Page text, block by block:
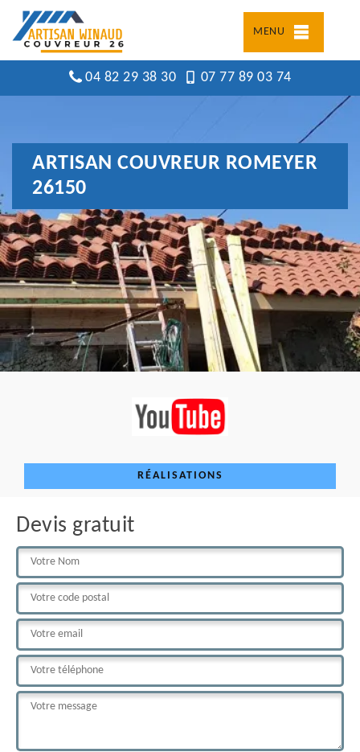
MENU
04 82 29 38 30 07 77 89 03 74
ARTISAN COUVREUR ROMEYER
26150
RÉALISATIONS
Devis gratuit